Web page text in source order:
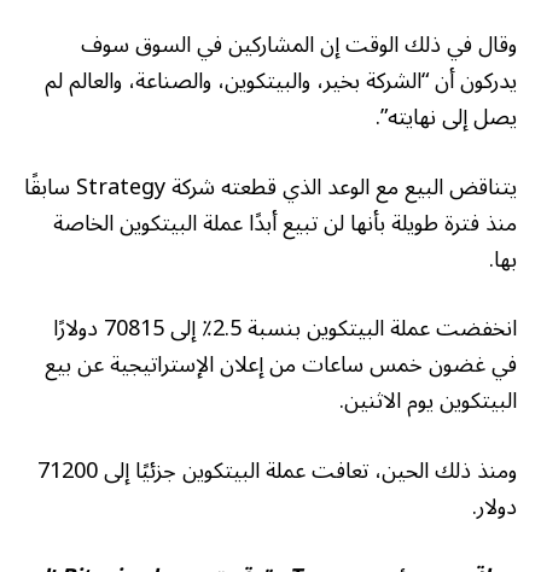
وقال في ذلك الوقت إن المشاركين في السوق سوف
يدركون أن “الشركة بخير، والبيتكوين، والصناعة، والعالم لم
يصل إلى نهايته”.
يتناقض البيع مع الوعد الذي قطعته شركة Strategy سابقًا
منذ فترة طويلة بأنها لن تبيع أبدًا عملة البيتكوين الخاصة
بها.
انخفضت عملة البيتكوين بنسبة 2.5٪ إلى 70815 دولارًا
في غضون خمس ساعات من إعلان الإستراتيجية عن بيع
البيتكوين يوم الاثنين.
ومنذ ذلك الحين، تعافت عملة البيتكوين جزئيًا إلى 71200
دولار.